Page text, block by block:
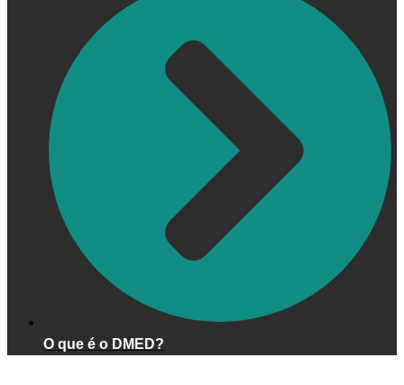
O que é o DMED?